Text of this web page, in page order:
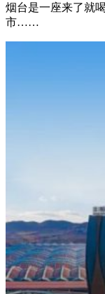
烟台是一座来了就
市……